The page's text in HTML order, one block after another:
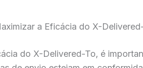
a Eficácia do X-
do X-Delivered-To, é